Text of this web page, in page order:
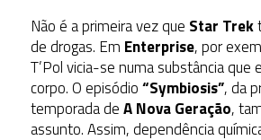
Não é a primeira vez que Star Trek
de drogas. Em Enterprise, por
T’Pol vicia-se numa substância que
corpo. O episódio“Symbiosis”, da
temporada deA Nova Geração,
assunto. Assim, dependência